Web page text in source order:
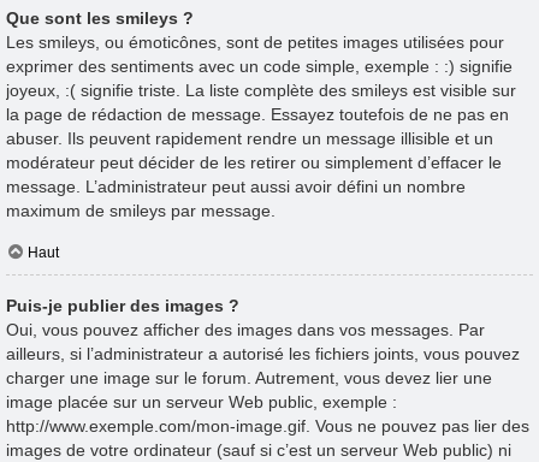
Que sont les smileys ?
Les smileys, ou émoticônes, sont de petites images utilisées pour
exprimer des sentiments avec un code simple, exemple : :) signifie
joyeux, :( signifie triste. La liste complète des smileys est visible sur
la page de rédaction de message. Essayez toutefois de ne pas en
abuser. Ils peuvent rapidement rendre un message illisible et un
modérateur peut décider de les retirer ou simplement d’effacer le
message. L’administrateur peut aussi avoir défini un nombre
maximum de smileys par message.
Haut
Puis-je publier des images ?
Oui, vous pouvez afficher des images dans vos messages. Par
ailleurs, si l’administrateur a autorisé les fichiers joints, vous pouvez
charger une image sur le forum. Autrement, vous devez lier une
image placée sur un serveur Web public, exemple :
http://www.exemple.com/mon-image.gif. Vous ne pouvez pas lier des
images de votre ordinateur (sauf si c’est un serveur Web public) ni